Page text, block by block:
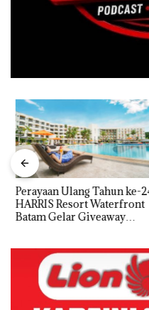
Perayaan Ulang Tahun ke-24
HARRIS Resort Waterfront
Batam Gelar Giveaway